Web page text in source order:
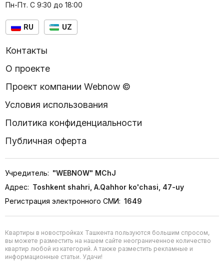
Пн-Пт. С 9:30 до 18:00
RU UZ
Контакты
О проекте
Проект компании Webnow ©
Условия использования
Политика конфиденциальности
Публичная оферта
Учредитель: "WEBNOW" MChJ
Адрес: Toshkent shahri, A.Qahhor ko'chasi, 47-uy
Регистрация электронного СМИ: 1649
Квартиры в новостройках Ташкента пользуются большим спросом,
вы можете разместить на нашем сайте неограниченное количество
квартир любой из категорий. А также разместить рекламные и
информационные статьи. Удачи!